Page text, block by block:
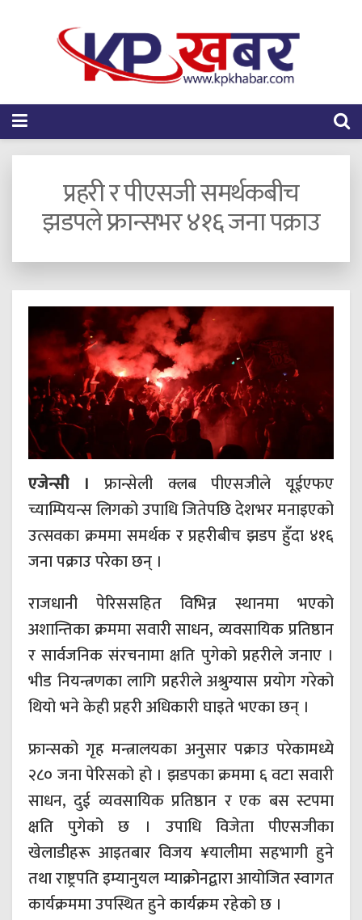
प्रहरी र पीएसजी समर्थकबीच
झडपले फ्रान्सभर ४१६ जना पक्राउ
एजेन्सी । फ्रान्सेली क्लब पीएसजीले यूईएफए
च्याम्पियन्स लिगको उपाधि जितेपछि देशभर मनाइएको
उत्सवका क्रममा समर्थक र प्रहरीबीच झडप हुँदा ४१६
जना पक्राउ परेका छन् ।
राजधानी पेरिससहित विभिन्न स्थानमा भएको
अशान्तिका क्रममा सवारी साधन, व्यवसायिक प्रतिष्ठान
र सार्वजनिक संरचनामा क्षति पुगेको प्रहरीले जनाए ।
भीड नियन्त्रणका लागि प्रहरीले अश्रुग्यास प्रयोग गरेको
थियो भने केही प्रहरी अधिकारी घाइते भएका छन् ।
फ्रान्सको गृह मन्त्रालयका अनुसार पक्राउ परेकामध्ये
२८० जना पेरिसको हो । झडपका क्रममा ६ वटा सवारी
साधन, दुई व्यवसायिक प्रतिष्ठान र एक बस स्टपमा
क्षति पुगेको छ । उपाधि विजेता पीएसजीका
खेलाडीहरू आइतबार विजय ¥यालीमा सहभागी हुने
तथा राष्ट्रपति इम्यानुयल म्याक्रोनद्वारा आयोजित स्वागत
कार्यक्रममा उपस्थित हुने कार्यक्रम रहेको छ ।